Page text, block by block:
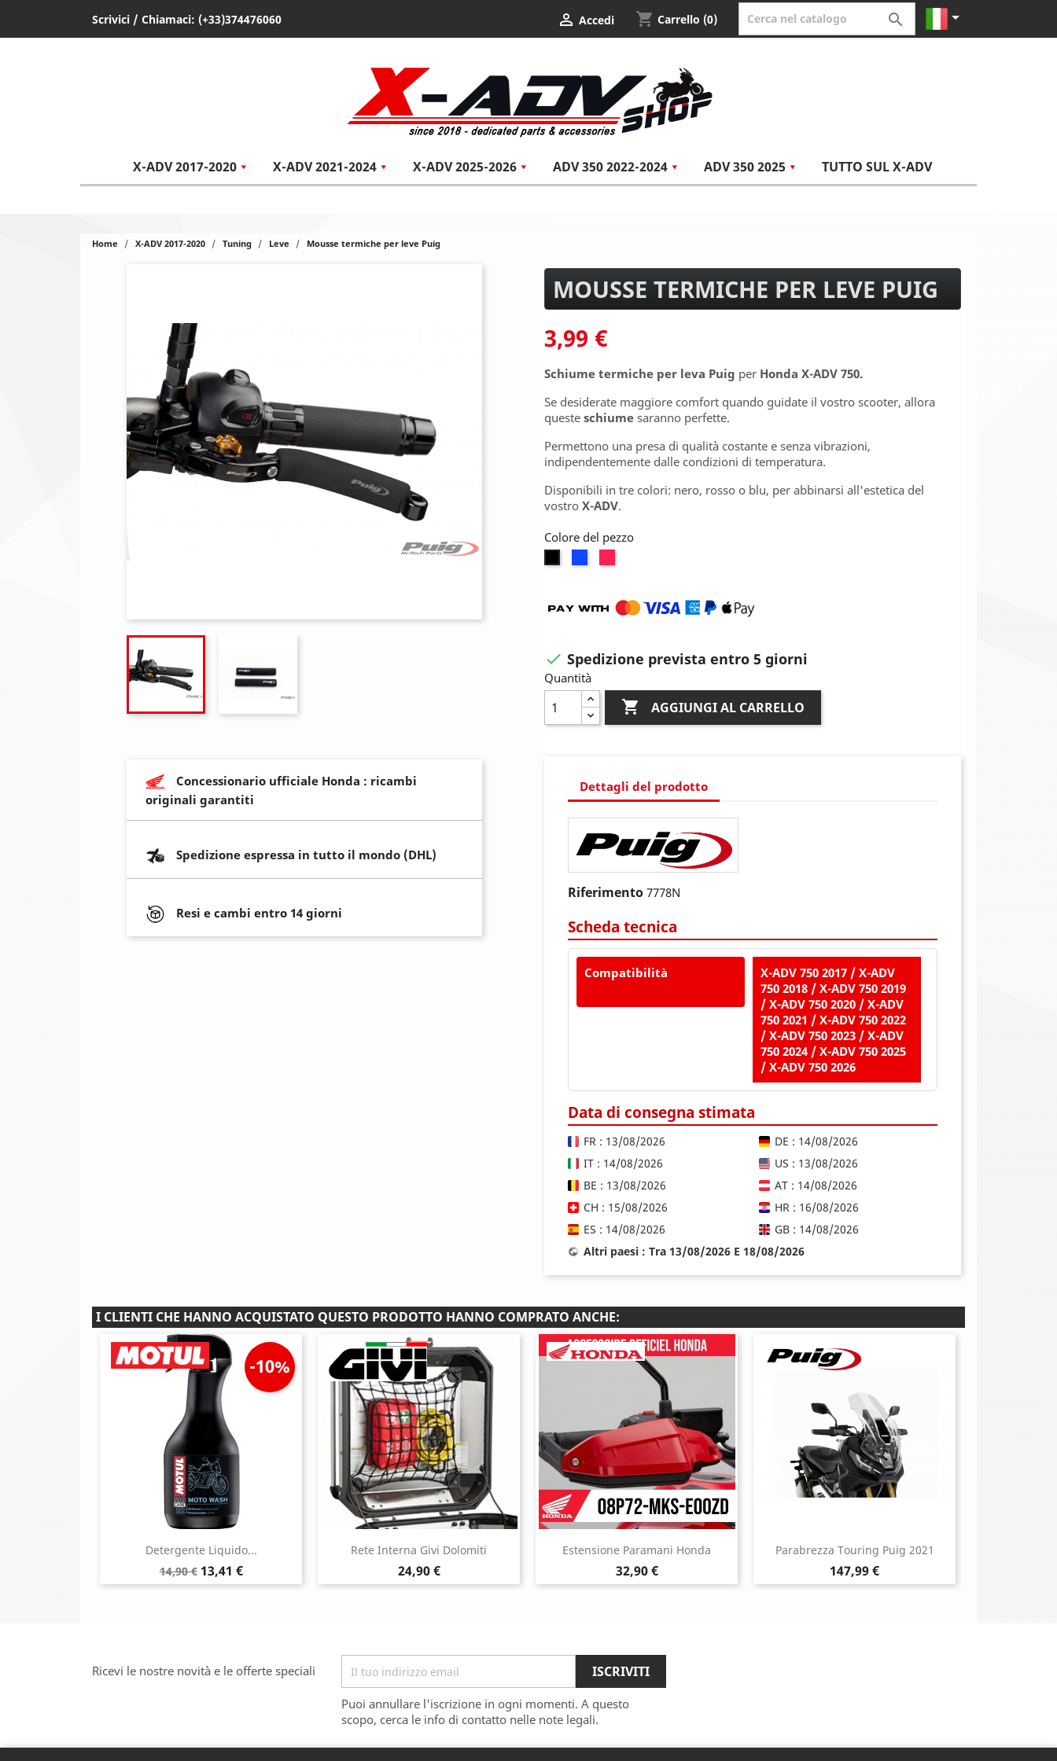
Scrivici / Chiamaci: (+33)374476060  Accedi shopping_cart Carrello (0)  
X-ADV 2017-2020 X-ADV 2021-2024 X-ADV 2025-2026 ADV 350 2022-2024 ADV 350 2025 TUTTO SUL X-ADV
Home X-ADV 2017-2020 Tuning Leve Mousse termiche per leve Puig
Concessionario ufficiale Honda : ricambi
originali garantiti
Spedizione espressa in tutto il mondo (DHL)
Resi e cambi entro 14 giorni
MOUSSE TERMICHE PER LEVE PUIG
3,99 €
Schiume termiche per leva Puig per Honda X-ADV 750.
Se desiderate maggiore comfort quando guidate il vostro scooter, allora
queste schiume saranno perfette.
Permettono una presa di qualità costante e senza vibrazioni,
indipendentemente dalle condizioni di temperatura.
Disponibili in tre colori: nero, rosso o blu, per abbinarsi all'estetica del
vostro X-ADV.
Colore del pezzo
 Spedizione prevista entro 5 giorni
Quantità
 AGGIUNGI AL CARRELLO
Dettagli del prodotto
Riferimento 7778N
Scheda tecnica
Compatibilità
X-ADV 750 2017 / X-ADV
750 2018 / X-ADV 750 2019
/ X-ADV 750 2020 / X-ADV
750 2021 / X-ADV 750 2022
/ X-ADV 750 2023 / X-ADV
750 2024 / X-ADV 750 2025
/ X-ADV 750 2026
Data di consegna stimata
FR : 13/08/2026
DE : 14/08/2026
IT : 14/08/2026
US : 13/08/2026
BE : 13/08/2026
AT : 14/08/2026
CH : 15/08/2026
HR : 16/08/2026
ES : 14/08/2026
GB : 14/08/2026
Altri paesi : Tra 13/08/2026 E 18/08/2026
I CLIENTI CHE HANNO ACQUISTATO QUESTO PRODOTTO HANNO COMPRATO ANCHE:
Detergente Liquido...
Prezzo
base
14,90 €
-10%
Prezzo
13,41 €
Rete Interna Givi Dolomiti
Prezzo
24,90 €
Estensione Paramani Honda
Prezzo
32,90 €
Parabrezza Touring Puig 2021
Prezzo
147,99 €
Ricevi le nostre novità e le offerte speciali
Puoi annullare l'iscrizione in ogni momenti. A questo
scopo, cerca le info di contatto nelle note legali.